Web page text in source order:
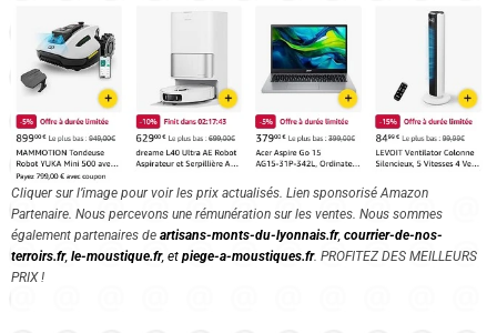
Cliquer sur l’image pour voir les prix actualisés. Lien sponsorisé Amazon
Partenaire. Nous percevons une rémunération sur les ventes. Nous sommes
également partenaires de artisans-monts-du-lyonnais.fr, courrier-de-nos-
terroirs.fr, le-moustique.fr, et piege-a-moustiques.fr. PROFITEZ DES MEILLEURS
PRIX !